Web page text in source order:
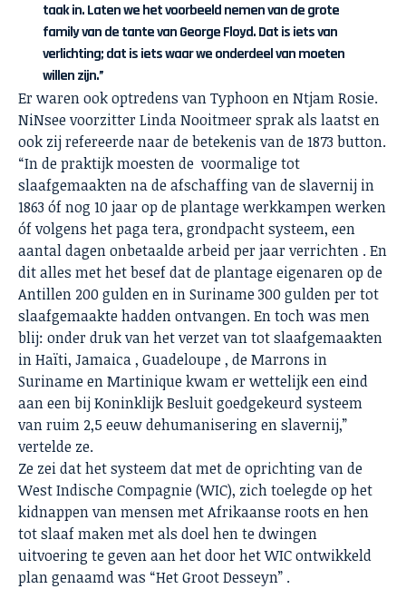
taak in. Laten we het voorbeeld nemen van de grote
family van de tante van George Floyd. Dat is iets van
verlichting; dat is iets waar we onderdeel van moeten
willen zijn.”
Er waren ook optredens van Typhoon enNtjam Rosie.
NiNsee voorzitter Linda Nooitmeer sprak als laatst en
ook zij refereerde naar de betekenis van de 1873 button.
“In de praktijk moesten de voormalige tot
slaafgemaakten na de afschaffing van de slavernij in
1863 óf nog 10 jaar op de plantage werkkampen werken
óf volgens het paga tera, grondpacht systeem, een
aantal dagen onbetaalde arbeid per jaar verrichten . En
dit alles met het besef dat de plantage eigenaren op de
Antillen 200 gulden en in Suriname 300 gulden per tot
slaafgemaakte hadden ontvangen. En toch was men
blij: onder druk van het verzet van tot slaafgemaakten
in Haïti, Jamaica , Guadeloupe , de Marrons in
Suriname en Martinique kwam er wettelijk een eind
aan een bij Koninklijk Besluit goedgekeurd systeem
van ruim 2,5 eeuw dehumanisering en slavernij,”
vertelde ze.
Ze zei dat het systeem dat met de oprichting van de
West Indische Compagnie (WIC), zich toelegde op het
kidnappen van mensen met Afrikaanse roots en hen
tot slaaf maken met als doel hen te dwingen
uitvoering te geven aan het door het WIC ontwikkeld
plan genaamd was “Het Groot Desseyn” .